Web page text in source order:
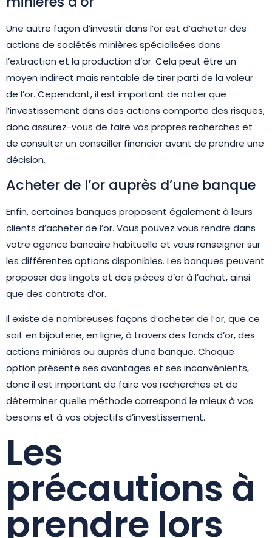
Une autre façon d’investir dans l’or est d’acheter des
actions de sociétés minières spécialisées dans
l’extraction et la production d’or. Cela peut être un
moyen indirect mais rentable de tirer parti de la valeur
de l’or. Cependant, il est important de noter que
l’investissement dans des actions comporte des risques,
donc assurez-vous de faire vos propres recherches et
de consulter un conseiller financier avant de prendre une
décision.
Acheter de l’or auprès d’une banque
Enfin, certaines banques proposent également à leurs
clients d’acheter de l’or. Vous pouvez vous rendre dans
votre agence bancaire habituelle et vous renseigner sur
les différentes options disponibles. Les banques peuvent
proposer des lingots et des pièces d’or à l’achat, ainsi
que des contrats d’or.
Il existe de nombreuses façons d’acheter de l’or, que ce
soit en bijouterie, en ligne, à travers des fonds d’or, des
actions minières ou auprès d’une banque. Chaque
option présente ses avantages et ses inconvénients,
donc il est important de faire vos recherches et de
déterminer quelle méthode correspond le mieux à vos
besoins et à vos objectifs d’investissement.
Les
précautions à
prendre lors